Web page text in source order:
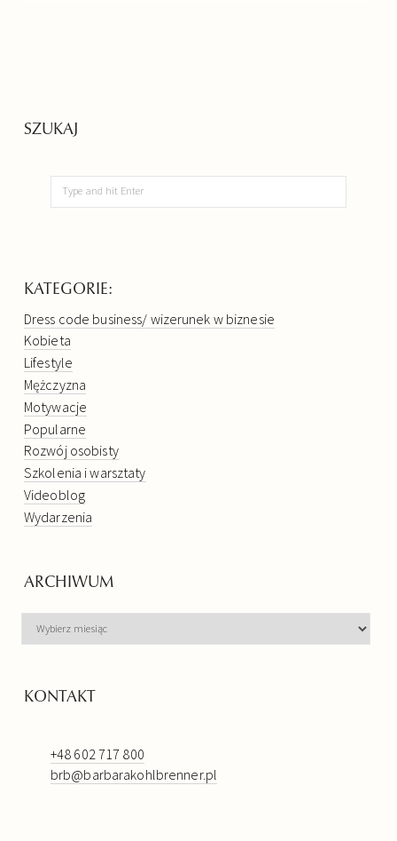
SZUKAJ
KATEGORIE:
Dress code business/ wizerunek w biznesie
Kobieta
Lifestyle
Mężczyzna
Motywacje
Popularne
Rozwój osobisty
Szkolenia i warsztaty
Videoblog
Wydarzenia
ARCHIWUM
KONTAKT
+48 602 717 800
brb@barbarakohlbrenner.pl